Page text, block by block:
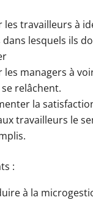
les travailleurs à
lesquels ils
les managers à
relâchent.
la
travailleurs le
:
à la